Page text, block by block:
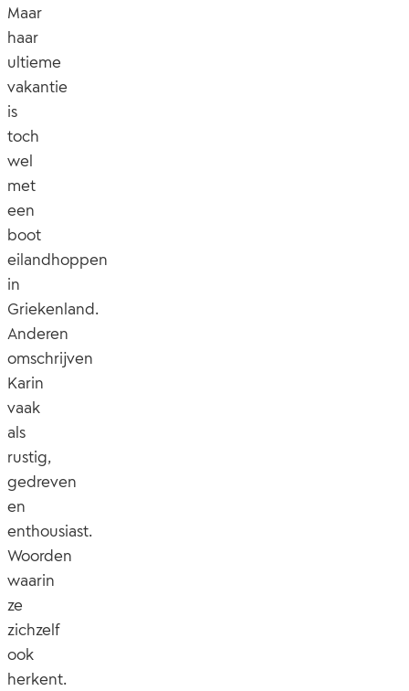
Maar
haar
ultieme
vakantie
is
toch
wel
met
een
boot
eilandhoppen
in
Griekenland.
Anderen
omschrijven
Karin
vaak
als
rustig,
gedreven
en
enthousiast.
Woorden
waarin
ze
zichzelf
ook
herkent.